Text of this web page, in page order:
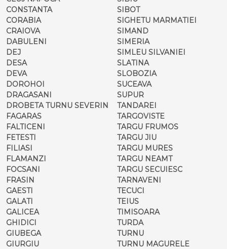
CONSTANTA
CORABIA
CRAIOVA
DABULENI
DEJ
DESA
DEVA
DOROHOI
DRAGASANI
DROBETA TURNU SEVERIN
FAGARAS
FALTICENI
FETESTI
FILIASI
FLAMANZI
FOCSANI
FRASIN
GAESTI
GALATI
GALICEA
GHIDICI
GIUBEGA
GIURGIU
SIBOT
SIGHETU MARMATIEI
SIMAND
SIMERIA
SIMLEU SILVANIEI
SLATINA
SLOBOZIA
SUCEAVA
SUPUR
TANDAREI
TARGOVISTE
TARGU FRUMOS
TARGU JIU
TARGU MURES
TARGU NEAMT
TARGU SECUIESC
TARNAVENI
TECUCI
TEIUS
TIMISOARA
TURDA
TURNU
TURNU MAGURELE